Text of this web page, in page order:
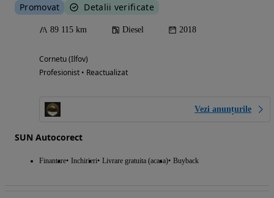
Promovat Detalii verificate
89 115 km Diesel 2018
Cornetu (Ilfov)
Profesionist • Reactualizat
Vezi anunțurile
SUN Autocorect
Finantare Inchirieri Livrare gratuita (acasa) Buyback